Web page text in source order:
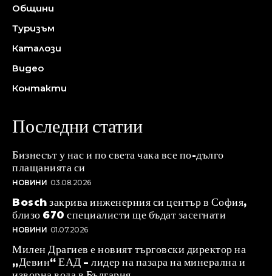
Общини
Туризъм
Каталози
Видео
Контакти
Последни статии
Бизнесът у нас и по света чака все по-дълго
плащанията си
НОВИНИ 03.08.2026
Bosch закрива инженерния си център в София,
близо 670 специалисти ще бъдат засегнати
НОВИНИ 01.07.2026
Милен Драгиев е новият търговски директор на
„Девин“ ЕАД – лидер на пазара на минерална и